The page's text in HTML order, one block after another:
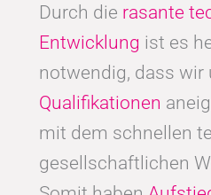
Durch die rasante
Entwicklung ist es
notwendig, dass wir
Qualifikationen
mit dem schnellen
gesellschaftlichen